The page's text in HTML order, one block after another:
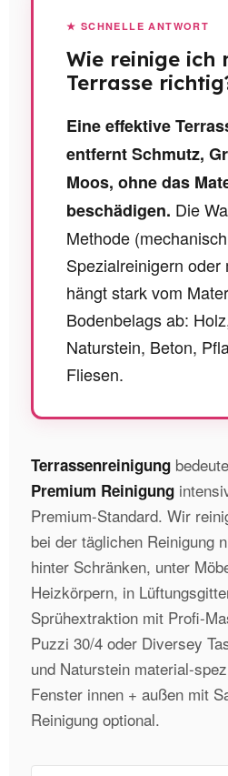
★ SCHNELLE ANTWORT
Wie reinige ich
Terrasse
Eine effektive
entfernt Schmutz,
Moos, ohne das
beschädigen. Die
Methode
Spezialreinigern oder
hängt stark vom
Bodenbelags ab:
Naturstein, Beton,
Fliesen.
Terrassenreinigung
Premium Reinigung
Premium-Standard. Wir
bei der täglichen Reinigung
hinter Schränken, unter
Heizkörpern, in
Sprühextraktion mit Profi-
Puzzi 30/4 oder Diversey
und Naturstein material-
Fenster innen + außen mit
Reinigung optional.